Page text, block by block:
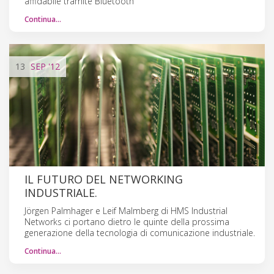
Continua…
13 SEP'12
IL FUTURO DEL NETWORKING
INDUSTRIALE.
Jörgen Palmhager e Leif Malmberg di HMS Industrial
Networks ci portano dietro le quinte della prossima
generazione della tecnologia di comunicazione industriale.
Continua…